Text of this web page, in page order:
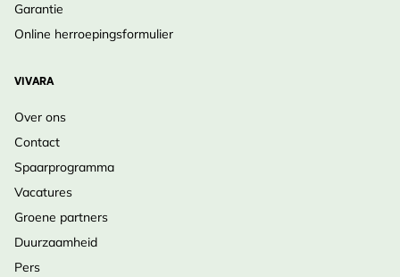
Garantie
Online herroepingsformulier
VIVARA
Over ons
Contact
Spaarprogramma
Vacatures
Groene partners
Duurzaamheid
Pers